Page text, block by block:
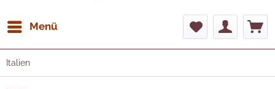
Menü
Italien